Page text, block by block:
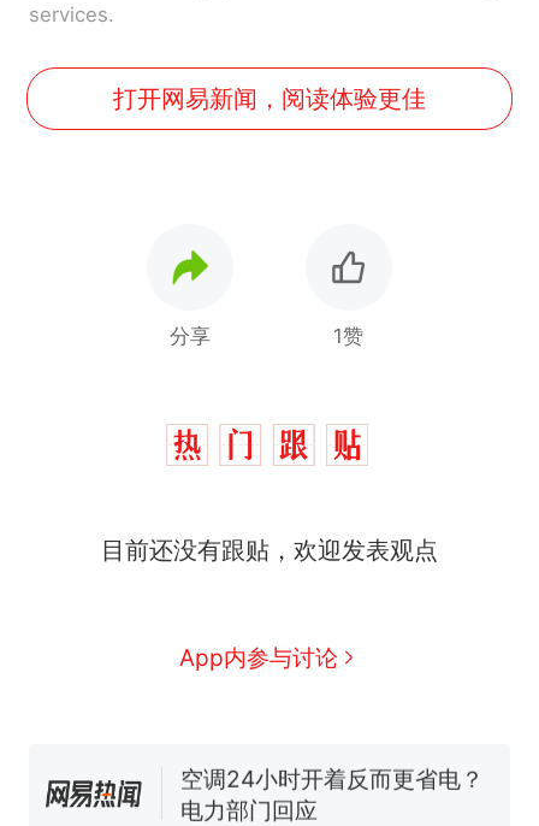
services.
打开网易新闻，阅读体验更佳
分享 1赞
目前还没有跟贴，欢迎发表观点
App内参与讨论
人生
新 搬家报价570元，搬到楼下
交5060元才肯搬上楼！女子傻
空调24小时开着反而更省电？
电力部门回应